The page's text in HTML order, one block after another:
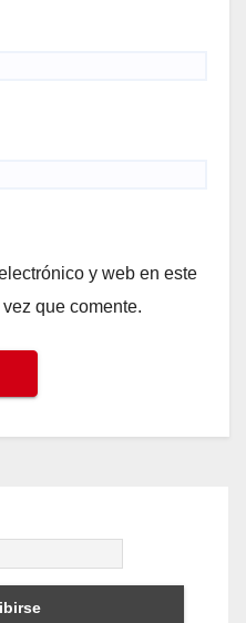
y web en este
que comente.